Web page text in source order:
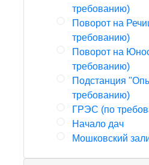
требованию)
Поворот на
требованию)
Поворот на
требованию)
Подстанция
требованию)
ГРЭС (по
Начало дач
Мошковский